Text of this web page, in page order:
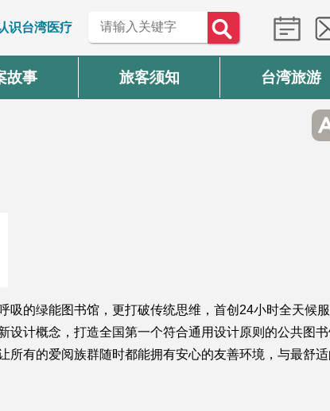
识台湾医疗
故事 旅客须知 台湾旅游
的绿能图书馆，更打破传统思维，首创24小时全天候
计概念，打造全国第一个符合通用设计原则的公共图
有的爱阅族群随时都能拥有安心的友善环境，与最舒